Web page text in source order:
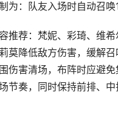
为：队友入场时自动召唤
推荐：梵妮、彩琦、维
莫降低敌方伤害，缓解
伤害清场，布阵时应避
节奏，同时保持前排、中